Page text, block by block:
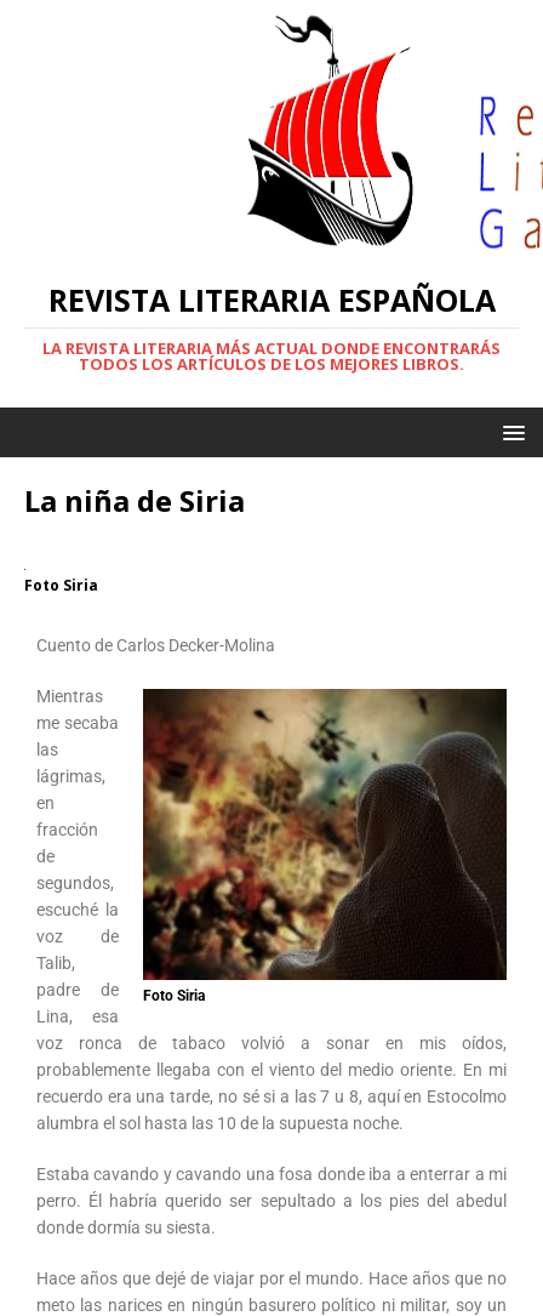
REVISTA LITERARIA ESPAÑOLA
LA REVISTA LITERARIA MÁS ACTUAL DONDE ENCONTRARÁS
TODOS LOS ARTÍCULOS DE LOS MEJORES LIBROS.
La niña de Siria
Foto Siria
Cuento de Carlos Decker-Molina
Foto Siria
Mientras
me secaba
las
lágrimas,
en
fracción
de
segundos,
escuché la
voz de
Talib,
padre de
Lina, esa
voz ronca de tabaco volvió a sonar en mis oídos,
probablemente llegaba con el viento del medio oriente. En mi
recuerdo era una tarde, no sé si a las 7 u 8, aquí en Estocolmo
alumbra el sol hasta las 10 de la supuesta noche.
Estaba cavando y cavando una fosa donde iba a enterrar a mi
perro. Él habría querido ser sepultado a los pies del abedul
donde dormía su siesta.
Hace años que dejé de viajar por el mundo. Hace años que no
meto las narices en ningún basurero político ni militar, soy un